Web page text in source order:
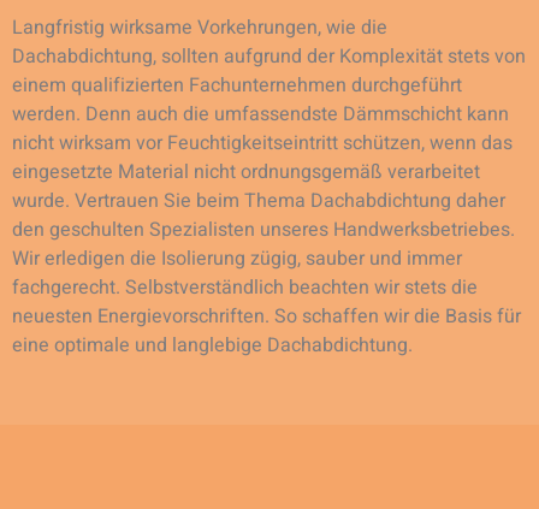
Langfristig wirksame Vorkehrungen, wie die
Dachabdichtung, sollten aufgrund der Komplexität stets von
einem qualifizierten Fachunternehmen durchgeführt
werden. Denn auch die umfassendste Dämmschicht kann
nicht wirksam vor Feuchtigkeitseintritt schützen, wenn das
eingesetzte Material nicht ordnungsgemäß verarbeitet
wurde. Vertrauen Sie beim Thema Dachabdichtung daher
den geschulten Spezialisten unseres Handwerksbetriebes.
Wir erledigen die Isolierung zügig, sauber und immer
fachgerecht. Selbstverständlich beachten wir stets die
neuesten Energievorschriften. So schaffen wir die Basis für
eine optimale und langlebige Dachabdichtung.